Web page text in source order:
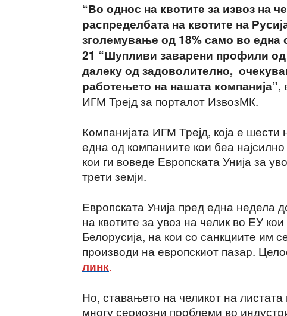
“Во однос на квотите за извоз на
распределбата на квотите на
зголемување од 18% само во една
21 “Шупливи заварени профили
далеку од задоволително,
работењето на нашата компанија”,
ИГМ Трејд за порталот ИзвозМК.
Компанијата ИГМ Трејд, која е шести
една од компаниите кои беа
кои ги воведе Европската Унија за
трети земји.
Европската Унија пред една недела
на квотите за увоз на челик во ЕУ
Белорусија, на кои со санкциите им
производи на европскиот пазар.
линк.
Но, ставањето на челикот на
многу сериозни проблеми во